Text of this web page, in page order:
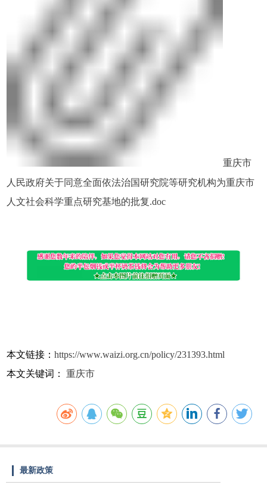
重庆市
人民政府关于同意全面依法治国研究院等研究机构为重庆市
人文社会科学重点研究基地的批复.doc
本文链接：https://www.waizi.org.cn/policy/231393.html
本文关键词：重庆市
最新政策